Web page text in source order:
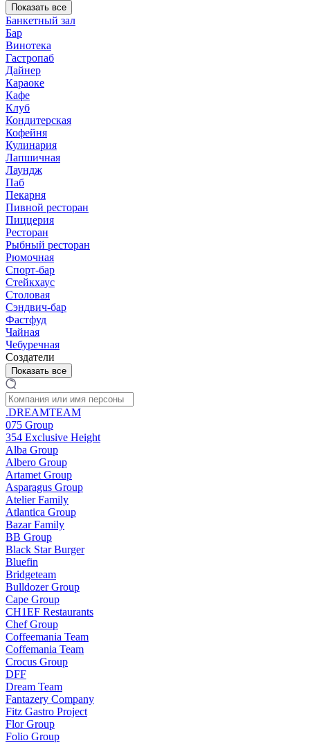
Показать все
Банкетный зал
Бар
Винотека
Гастропаб
Дайнер
Караоке
Кафе
Клуб
Кондитерская
Кофейня
Кулинария
Лапшичная
Лаундж
Паб
Пекарня
Пивной ресторан
Пиццерия
Ресторан
Рыбный ресторан
Рюмочная
Спорт-бар
Стейкхаус
Столовая
Сэндвич-бар
Фастфуд
Чайная
Чебуречная
Создатели
Показать все
.DREAMTEAM
075 Group
354 Exclusive Height
Alba Group
Albero Group
Artamet Group
Asparagus Group
Atelier Family
Atlantica Group
Bazar Family
BB Group
Black Star Burger
Bluefin
Bridgeteam
Bulldozer Group
Cape Group
CH1EF Restaurants
Chef Group
Coffeemania Team
Coffemania Team
Crocus Group
DFF
Dream Team
Fantazery Company
Fitz Gastro Project
Flor Group
Folio Group